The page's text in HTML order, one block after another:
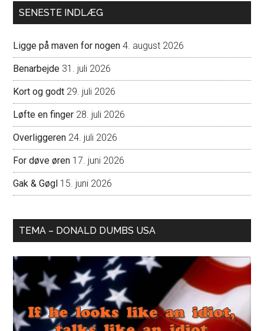
SENESTE INDLÆG
Ligge på maven for nogen 4. august 2026
Benarbejde 31. juli 2026
Kort og godt 29. juli 2026
Løfte en finger 28. juli 2026
Overliggeren 24. juli 2026
For døve øren 17. juni 2026
Gak & Gøgl 15. juni 2026
TEMA – DONALD DUMBS USA